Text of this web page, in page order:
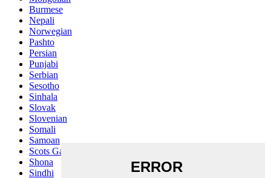
Burmese
Nepali
Norwegian
Pashto
Persian
Punjabi
Serbian
Sesotho
Sinhala
Slovak
Slovenian
Somali
Samoan
Scots Gaelic
Shona
Sindhi